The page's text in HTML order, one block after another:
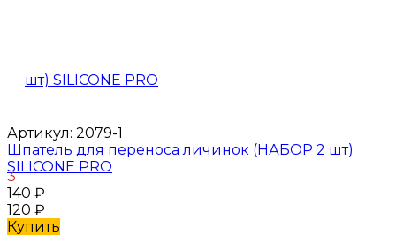
Артикул: 2079-1
Шпатель для переноса личинок (НАБОР 2 шт)
SILICONE PRO
3
140 ₽
120 ₽
Купить